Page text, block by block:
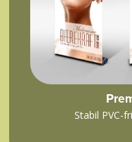
Stabil PVC-